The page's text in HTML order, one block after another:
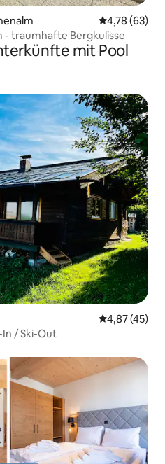
4,78 (63)
- traumhafte Bergkulisse
mit Pool
4,87 (45)
/ Ski-Out